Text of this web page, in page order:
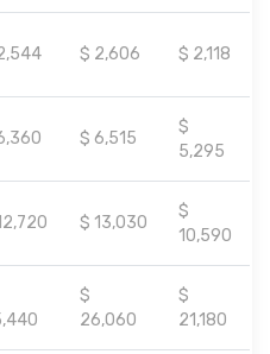
$ 2,606 $ 2,118
$ 6,515
$
5,295
$ 13,030
$
10,590
$
26,060
$
21,180